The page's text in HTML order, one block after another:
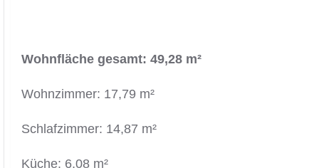
Wohnfläche gesamt: 49,28 m²
Wohnzimmer: 17,79 m²
Schlafzimmer: 14,87 m²
Küche: 6,08 m²